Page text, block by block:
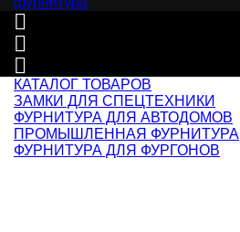



КАТАЛОГ ТОВАРОВ
ЗАМКИ ДЛЯ СПЕЦТЕХНИКИ
ФУРНИТУРА ДЛЯ АВТОДОМОВ
ПРОМЫШЛЕННАЯ ФУРНИТУРА
ФУРНИТУРА ДЛЯ ФУРГОНОВ